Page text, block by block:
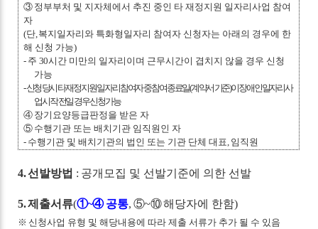
③ 정부부처 및 지자체에서 추진 중인 타 재정지원 일자리사업 참여
자
(단, 복지일자리와 특화형일자리 참여자 신청자는 아래의 경우에 한
해 신청 가능)
- 주 30시간 미만의 일자리이며 근무시간이 겹치지 않을 경우 신청
가능
-신청 당시 타 재정지원 일자리 참여자 중 참여종료일(계약서 기준)이 장애인일자리사
업 시작 전일 경우 신청 가능
④ 장기요양등급판정을 받은 자
⑤ 수행기관 또는 배치기관 임직원인 자
- 수행기관 및 배치기관의 법인 또는 기관 단체 대표 임직원
4.선발방법 : 공개모집 및 선발기준에 의한 선발
5.제출서류(①~④공통, ⑤~⑩해당자에 한함)
※ 신청사업 유형 및 해당내용에 따라 제출 서류가 추가 될 수 있음